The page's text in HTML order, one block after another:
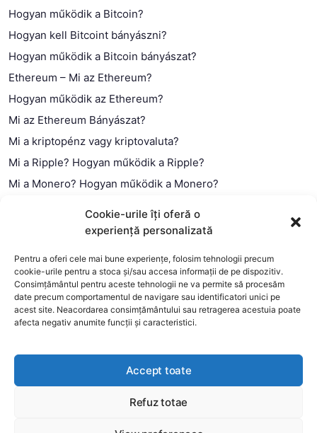
Cookie-urile îți oferă o
experiență personalizată
Pentru a oferi cele mai bune experiențe, folosim tehnologii precum
cookie-urile pentru a stoca și/sau accesa informații de pe dispozitiv.
Consimțământul pentru aceste tehnologii ne va permite să procesăm
date precum comportamentul de navigare sau identificatori unici pe
acest site. Neacordarea consimțământului sau retragerea acestuia poate
afecta negativ anumite funcții și caracteristici.
Accept toate
Refuz totae
Hogyan működik a Bitcoin?
Hogyan kell Bitcoint bányászni?
Hogyan működik a Bitcoin bányászat?
Ethereum – Mi az Ethereum?
Hogyan működik az Ethereum?
Mi az Ethereum Bányászat?
Mi a kriptopénz vagy kriptovaluta?
Mi a Ripple? Hogyan működik a Ripple?
Mi a Monero? Hogyan működik a Monero?
Mi a blokklánc (technológia)?
This website uses cookies to improve your experience. We'll